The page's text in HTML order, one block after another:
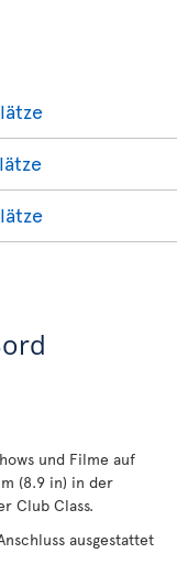
und Filme auf
(8.9 in) in der
Club Class.
ausgestattet